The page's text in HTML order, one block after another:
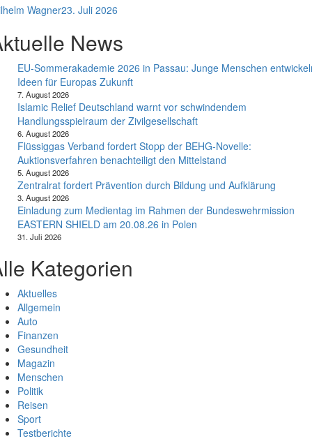
Wagner23. Juli 2026
News
EU-Sommerakademie 2026 in Passau: Junge Menschen
Ideen für Europas Zukunft
7. August 2026
Islamic Relief Deutschland warnt vor schwindendem
Handlungsspielraum der Zivilgesellschaft
6. August 2026
Flüssiggas Verband fordert Stopp der BEHG-Novelle:
Auktionsverfahren benachteiligt den Mittelstand
5. August 2026
Zentralrat fordert Prävention durch Bildung und Aufklärung
3. August 2026
Einladung zum Medientag im Rahmen der Bundeswehrmission
EASTERN SHIELD am 20.08.26 in Polen
31. Juli 2026
Kategorien
Aktuelles
Allgemein
Auto
Finanzen
Gesundheit
Magazin
Menschen
Politik
Reisen
Sport
Testberichte